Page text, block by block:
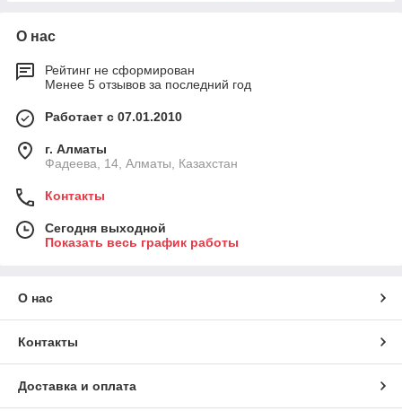
О нас
Рейтинг не сформирован
Менее 5 отзывов за последний год
Работает с 07.01.2010
г. Алматы
Фадеева, 14, Алматы, Казахстан
Контакты
Сегодня выходной
Показать весь график работы
О нас
Контакты
Доставка и оплата